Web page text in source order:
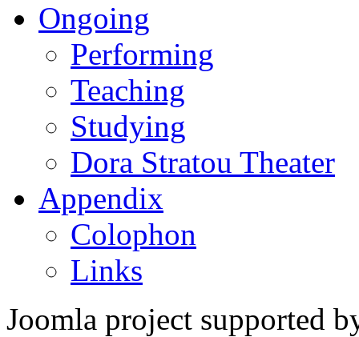
Ongoing
Performing
Teaching
Studying
Dora Stratou Theater
Appendix
Colophon
Links
Joomla project supported